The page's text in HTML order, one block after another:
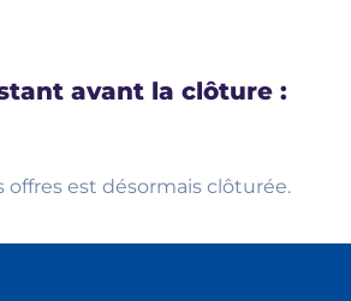
avant la clôture :
offres est désormais clôturée.